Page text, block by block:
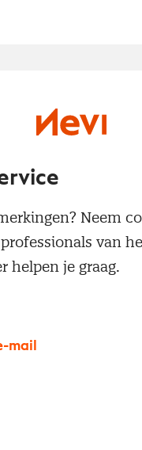
Neem
van
helpen je graag.
mail